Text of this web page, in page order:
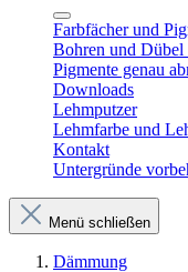
Farbfächer und
Bohren und
Pigmente genau
Downloads
Lehmputzer
Lehmfarbe und
Kontakt
Untergründe
Menü schließen
Dämmung